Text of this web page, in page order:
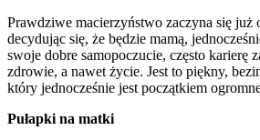
Prawdziwe macierzyństwo zaczyna się już
decydując się, że będzie mamą,
swoje dobre samopoczucie, często karierę
zdrowie, a nawet życie. Jest to piękny,
który jednocześnie jest początkiem
Pułapki na matki